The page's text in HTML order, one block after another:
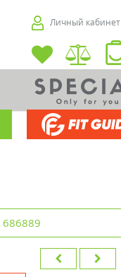
Личный кабинет
686889